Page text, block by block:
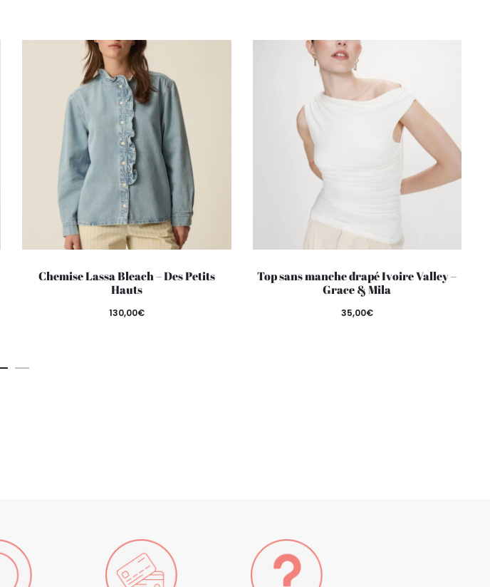
Chemise Lassa Bleach – Des Petits
Hauts
130,00€
Top sans manche drapé Ivoire Valley –
Grace & Mila
35,00€